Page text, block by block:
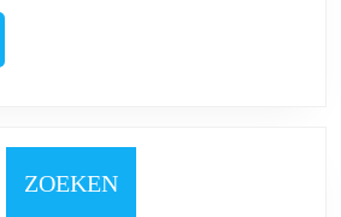
2025
ZOEKEN